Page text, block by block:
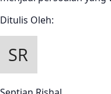
Ditulis Oleh: